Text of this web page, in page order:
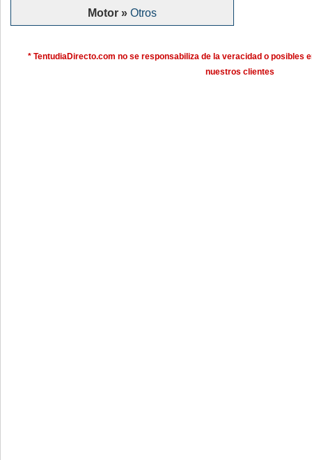
Motor » Otros
* TentudiaDirecto.com no se responsabiliza de la veracidad o posibles
nuestros clientes